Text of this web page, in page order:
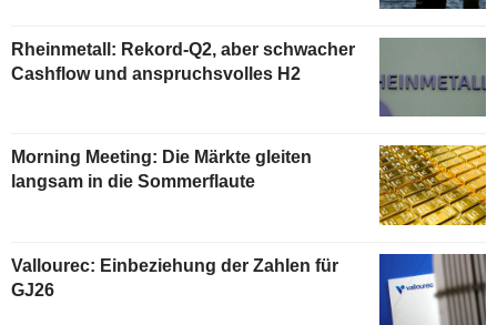
Rheinmetall: Rekord-Q2, aber schwacher
Cashflow und anspruchsvolles H2
Morning Meeting: Die Märkte gleiten
langsam in die Sommerflaute
Vallourec: Einbeziehung der Zahlen für
GJ26